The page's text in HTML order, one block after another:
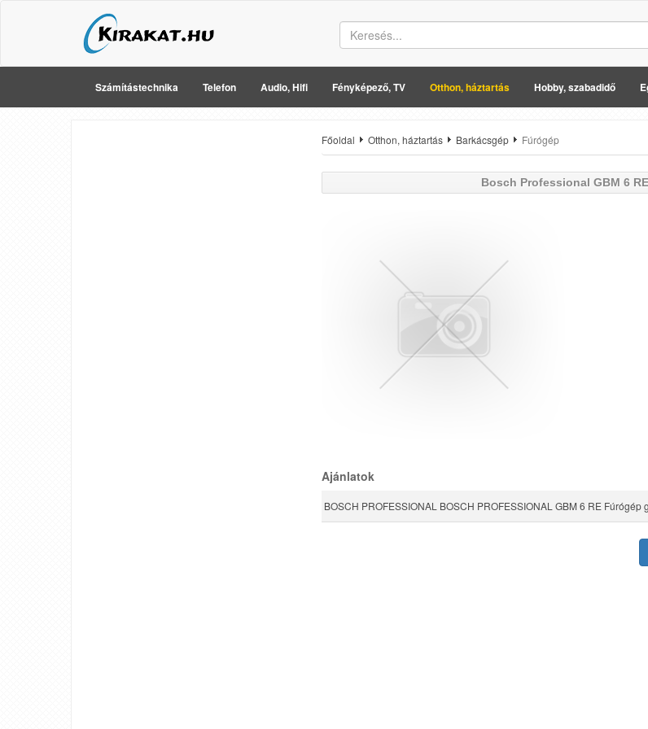
Számítástechnika Telefon Audio, Hifi Fényképező, TV Otthon, háztartás Hobby, szabadidő
Főoldal Otthon, háztartás Barkácsgép Fúrógép
Bosch Professional GBM 6
Ajánlatok
BOSCH PROFESSIONAL BOSCH PROFESSIONAL GBM 6 RE